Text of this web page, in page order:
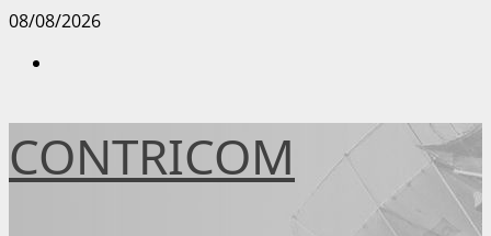
Avançar
08/08/2026
CONTRICOM